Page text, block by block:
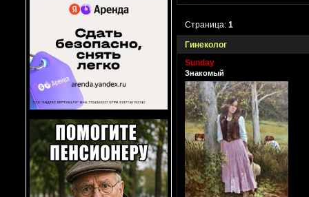
Гинеколог
Страница:1
Sunday
Знакомый